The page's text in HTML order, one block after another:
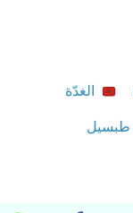
الغدّة
طبسيل